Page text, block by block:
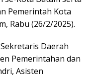
Pemerintah Kota
Rabu (26/2/2025).
Daerah
Pemerintahan dan
Asisten